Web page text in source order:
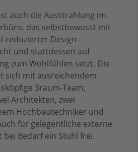
auch die Ausstrahlung im
das selbstbewusst mit
reduzierter Design-
und stattdessen auf
zum Wohlfühlen setzt. Die
sich mit ausreichendem
3raum-Team,
Architekten, zwei
Hochbautechniker und
für gelegentliche externe
Bedarf ein Stuhl frei.